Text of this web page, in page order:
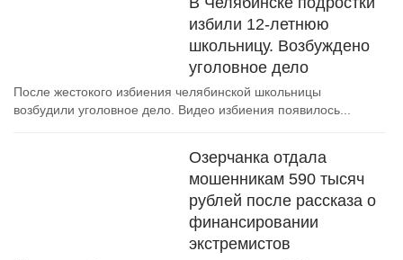
избили 12-летнюю
школьницу. Возбуждено
уголовное дело
После жестокого избиения челябинской школьницы
возбудили уголовное дело. Видео избиения появилось...
Озерчанка отдала
мошенникам 590 тысяч
рублей после рассказа о
финансировании
экстремистов